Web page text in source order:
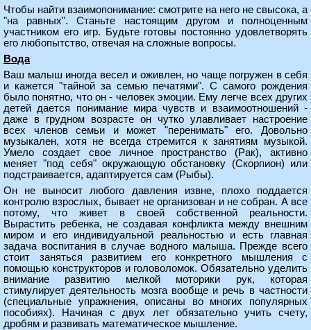
Чтобы найти взаимопонимание: смотрите на него не свысока, а
"на равных". Станьте настоящим другом и полноценным
участником его игр. Будьте готовы постоянно удовлетворять
его любопытство, отвечая на сложные вопросы.
Вода
Ваш малыш иногда весел и оживлен, но чаще погружен в себя
и кажется "тайной за семью печатями". С самого рождения
было понятно, что он - человек эмоции. Ему легче всех других
детей дается понимание мира чувств и взаимоотношений -
даже в грудном возрасте он чутко улавливает настроение
всех членов семьи и может "перенимать" его. Довольно
музыкален, хотя не всегда стремится к занятиям музыкой.
Умело создает свое личное пространство (Рак), активно
меняет "под себя" окружающую обстановку (Скорпион) или
подстраивается, адаптируется сам (Рыбы).
Он не выносит любого давления извне, плохо поддается
контролю взрослых, бывает не организован и не собран. А все
потому, что живет в своей собственной реальности.
Вырастить ребенка, не создавая конфликта между внешним
миром и его индивидуальной реальностью и есть главная
задача воспитания в случае водного малыша. Прежде всего
стоит заняться развитием его конкретного мышления с
помощью конструкторов и головоломок. Обязательно уделить
внимание развитию мелкой моторики рук, которая
стимулирует деятельность мозга вообще и речь в частности
(специальные упражнения, описаны во многих популярных
пособиях). Начиная с двух лет обязательно учить счету,
дробям и развивать математическое мышление.